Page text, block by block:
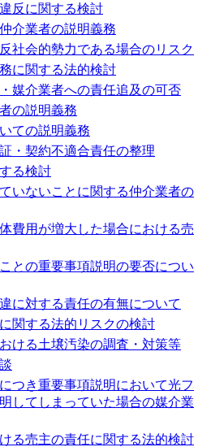
反に関する検討
介業者の説明義務
社会的勢力である場合のリスク
に関する法的検討
媒介業者への責任追及の可否
の説明義務
ての説明義務
・契約不適合責任の整理
る検討
いないことに関する仲介業者の
費用が増大した場合における売
との重要事項説明の要否につい
に対する責任の有無について
関する法的リスクの検討
ける土壌汚染の調査・対策等
つき重要事項説明において光フ
してしまっていた場合の媒介業
る売主の責任に関する法的検討